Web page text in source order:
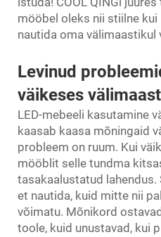
mööbel oleks nii stiilne
nautida oma välimaastikul
Levinud
väikeses
LED-mebeeli kasutamine
kaasab kaasa mõningaid
probleem on ruum. Kui
mööblit selle tundma
tasakaalustatud
et nautida, kuid mitte nii
võimatu. Mõnikord
toole, kuid unustavad, kui